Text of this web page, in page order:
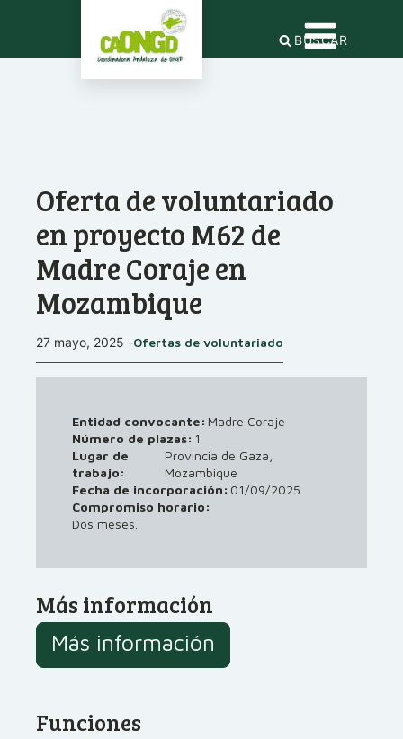
BUSCAR
Oferta de voluntariado
en proyecto M62 de
Madre Coraje en
Mozambique
27 mayo, 2025 -Ofertas de voluntariado
Entidad convocante: Madre Coraje
Número de plazas: 1
Lugar de
trabajo:
Provincia de Gaza,
Mozambique
Fecha de incorporación: 01/09/2025
Compromiso horario:
Dos meses.
Más información
Más información
Funciones